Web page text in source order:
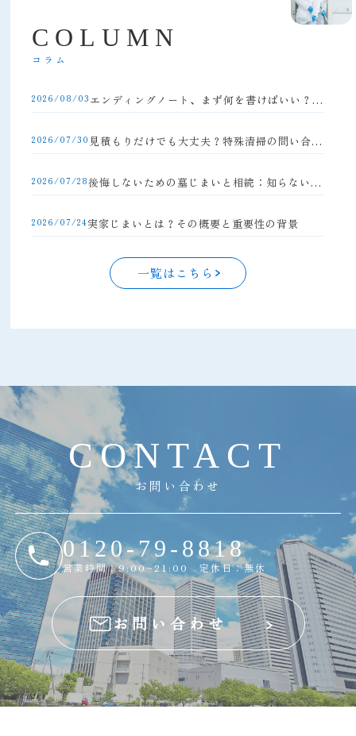
C O L U M N
コラム
2026/08/03 エンディングノート、まず何を書けばいい？初心者向け完全ガイド
2026/07/30 見積もりだけでも大丈夫？特殊清掃の問い合わせの流れと注意点
2026/07/28 後悔しないための墓じまいと相続：知らないと損する手続きの落とし穴
2026/07/24実家じまいとは？その概要と重要性の背景
一覧はこちら
CONTA C T
お問い合わせ
0120-79-8818
営業時間：9:00~21:00 定休日：無休
お問い合わせ